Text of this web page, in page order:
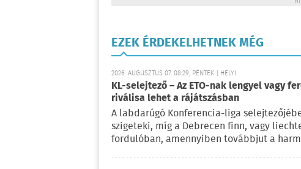
EZEK ÉRDEKELHETNEK MÉG
2026. AUGUSZTUS 07. 08:29, PÉNTEK | HELYI
KL-selejtező – Az ETO-nak lengyel vagy
riválisa lehet a rájátszásban
A labdarúgó Konferencia-liga
szigeteki, míg a Debrecen finn, vagy
fordulóban, amennyiben továbbjut a